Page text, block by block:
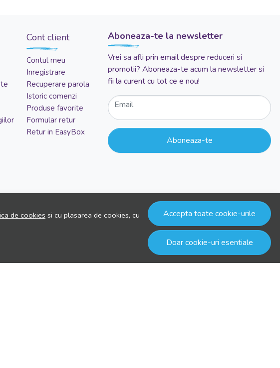
de cookies si cu plasarea de cookies, cu
Accepta toate cookie-urile
Doar cookie-uri esentiale
Cont client
Contul meu
Inregistrare
Recuperare parola
Istoric comenzi
Produse favorite
Formular retur
Retur in EasyBox
Aboneaza-te la newsletter
Vrei sa afli prin email despre reduceri si
promotii? Aboneaza-te acum la newsletter si
fii la curent cu tot ce e nou!
Email
Aboneaza-te